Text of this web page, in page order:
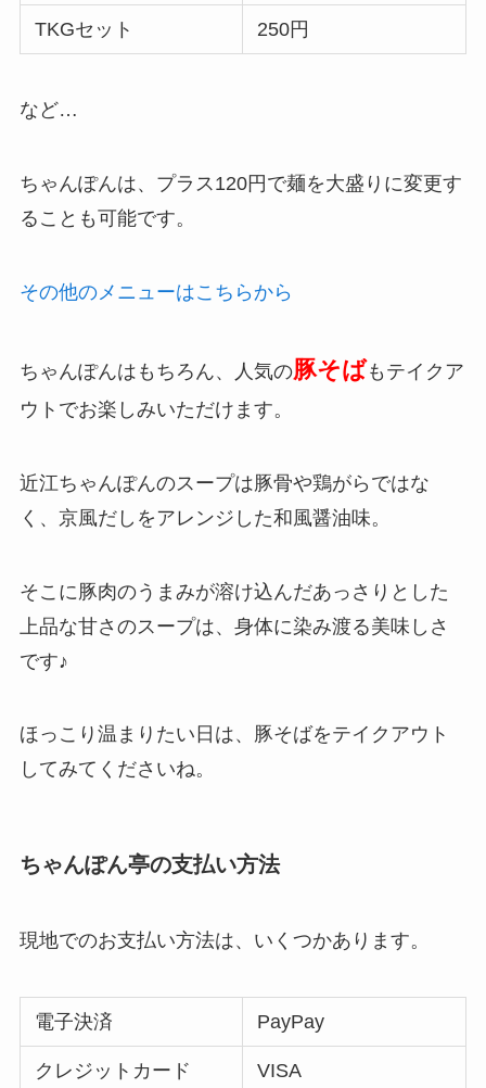
TKGセット 250円
など…
ちゃんぽんは、プラス120円で麺を大盛りに変更す
ることも可能です。
その他のメニューはこちらから
ちゃんぽんはもちろん、人気の豚そばもテイクア
ウトでお楽しみいただけます。
近江ちゃんぽんのスープは豚骨や鶏がらではな
く、京風だしをアレンジした和風醤油味。
そこに豚肉のうまみが溶け込んだあっさりとした
上品な甘さのスープは、身体に染み渡る美味しさ
です♪
ほっこり温まりたい日は、豚そばをテイクアウト
してみてくださいね。
ちゃんぽん亭の支払い方法
現地でのお支払い方法は、いくつかあります。
電子決済 PayPay
クレジットカード VISA